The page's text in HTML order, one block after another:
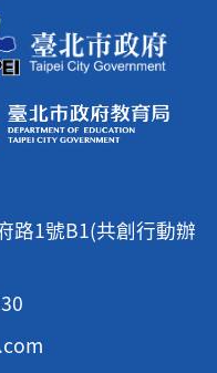
路1號B1(共創行動辦